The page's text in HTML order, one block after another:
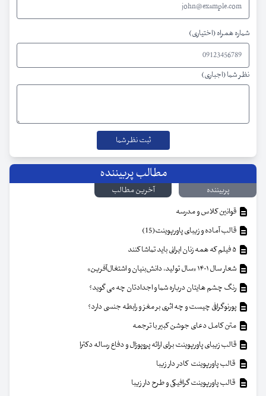
شماره همراه (اختیاری)
نظر شما (اجباری)
مطالب پربیننده
پربیننده
آخرین مطالب
قوانین کلاس و مدرسه
قالب آماده و زیبای پاورپوینت(15)
شعار سال ۱۴۰۱ «سال تولید، دانش‌بنیان و اشتغال‌آفرین»
رنگ چشم هایتان درباره شما و اجدادتان چه می گوید؟
پورنوگرافی چیست و چه اثری بر مغز و رابطه جنسی دارد؟
متن کامل دعای جوشن کبیر با ترجمه
قالب زیبای پاورپوینت برای ارائه پروپوزال و دفاع رساله دکترا
قالب پاورپوینت کادر دار زیبا
قالب پاورپوینت گرافیکی و طرح دار زیبا